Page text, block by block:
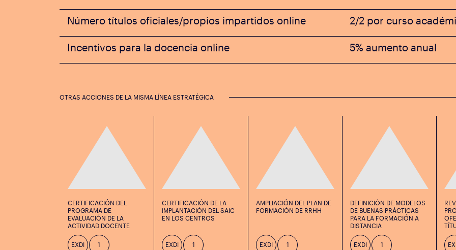
Número títulos oficiales/propios impartidos online 2/2 por curso
Incentivos para la docencia online 5% aumento anual
OTRAS ACCIONES DE LA MISMA LÍNEA ESTRATÉGICA
CERTIFICACIÓN DEL
PROGRAMA DE
EVALUACIÓN DE LA
ACTIVIDAD DOCENTE
EXDI 1
CERTIFICACIÓN DE LA
IMPLANTACIÓN DEL SAIC
EN LOS CENTROS
EXDI 1
AMPLIACIÓN DEL PLAN DE
FORMACIÓN DE RRHH
EXDI 1
DEFINICIÓN DE MODELOS
DE BUENAS PRÁCTICAS
PARA LA FORMACIÓN A
DISTANCIA
EXDI 1